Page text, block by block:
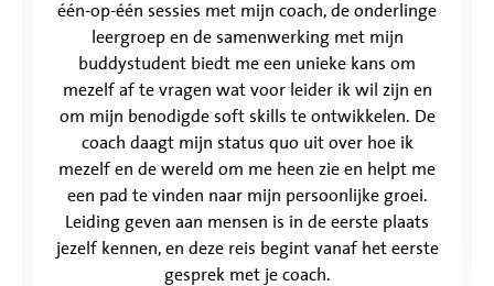
één-op-één sessies met mijn coach, de onderlinge
leergroep en de samenwerking met mijn
buddystudent biedt me een unieke kans om
mezelf af te vragen wat voor leider ik wil zijn en
om mijn benodigde soft skills te ontwikkelen. De
coach daagt mijn status quo uit over hoe ik
mezelf en de wereld om me heen zie en helpt me
een pad te vinden naar mijn persoonlijke groei.
Leiding geven aan mensen is in de eerste plaats
jezelf kennen, en deze reis begint vanaf het eerste
gesprek met je coach.